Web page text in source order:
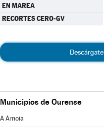
EN MAREA
RECORTES CERO-GV
Municipios de Ourense
A Arnoia